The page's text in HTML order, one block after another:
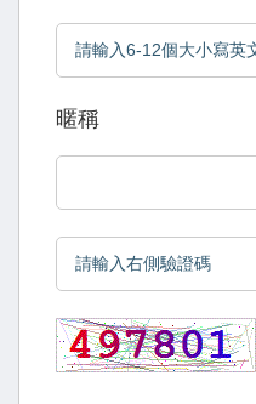
暱稱